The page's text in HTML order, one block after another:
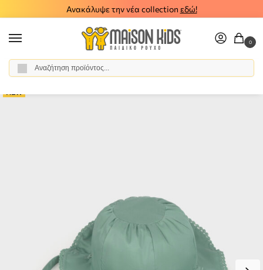
Ανακάλυψε την νέα collection εδώ!
0
Αρχική σελίδα / Κορίτσι / Αξεσουάρ